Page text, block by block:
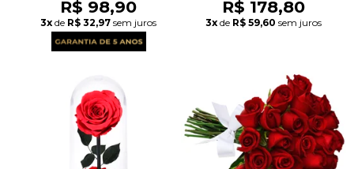
R$ 98,90
3x de R$ 32,97 sem juros
R$ 178,80
3x de R$ 59,60 sem juros